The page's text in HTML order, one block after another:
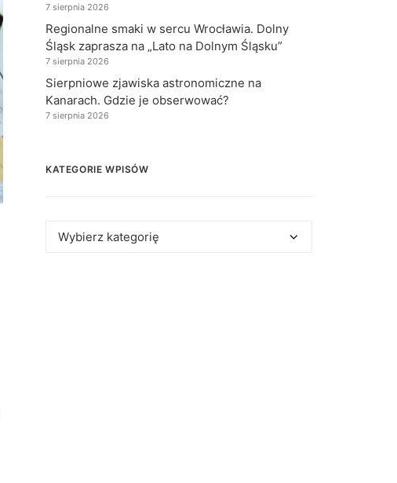
7 sierpnia 2026
Regionalne smaki w sercu Wrocławia. Dolny
Śląsk zaprasza na „Lato na Dolnym Śląsku”
7 sierpnia 2026
Sierpniowe zjawiska astronomiczne na
Kanarach. Gdzie je obserwować?
7 sierpnia 2026
KATEGORIE WPISÓW
Kategorie